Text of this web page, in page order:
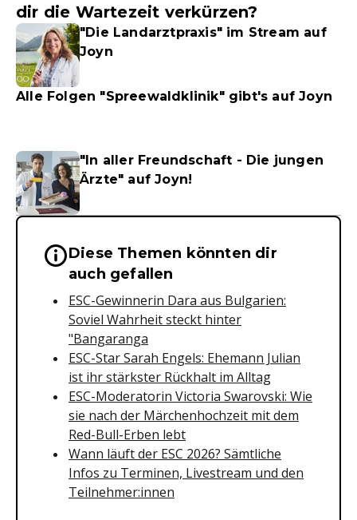
dir die Wartezeit verkürzen?
"Die Landarztpraxis" im Stream auf
Joyn
Alle Folgen "Spreewaldklinik" gibt's auf Joyn
"In aller Freundschaft - Die jungen
Ärzte" auf Joyn!
Wichtige Hinweise &
Diese Themen könnten dir
auch gefallen
ESC-Gewinnerin Dara aus Bulgarien:
Soviel Wahrheit steckt hinter
"Bangaranga
ESC-Star Sarah Engels: Ehemann Julian
ist ihr stärkster Rückhalt im Alltag
ESC-Moderatorin Victoria Swarovski: Wie
sie nach der Märchenhochzeit mit dem
Red-Bull-Erben lebt
Wann läuft der ESC 2026? Sämtliche
Infos zu Terminen, Livestream und den
Teilnehmer:innen